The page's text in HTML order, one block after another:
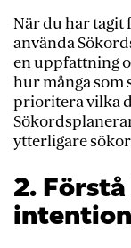
När du har tagit
använda
en uppfattning
hur många som
prioritera vilka
ytterligare
2.